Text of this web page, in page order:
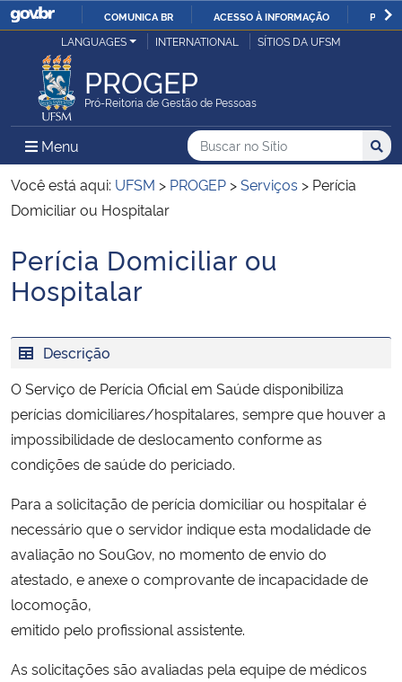
IR
COMUNICA BR ACESSO À INFORMAÇÃO
Ministério da Justiça e Segurança Pública
Ministério da Defesa
Ministério das Relações Exteriores
Ministério da Infraestrutura
Ministério da Cidadania
Ministério da Saúde
Ministério de Minas e Energia
Ministério da Ciência, Tecnologia, Inovações e Comunicações
Ministério do Meio Ambiente
LANGUAGES INTERNATIONAL SÍTIOS DA UFSM
PROGEP
Pró-Reitoria de Gestão de Pessoas
Menu Menu Principal do Sítio
Busca
Buscar no no Sítio
Busca:
Você está aqui: UFSM > PROGEP >Serviços > Perícia
Domiciliar ou Hospitalar
Início do conteúdo
Perícia Domiciliar ou
Hospitalar
Descrição
O Serviço de Perícia Oficial em Saúde disponibiliza
perícias domiciliares/hospitalares, sempre que houver a
impossibilidade de deslocamento conforme as
condições de saúde do periciado.
Para a solicitação de perícia domiciliar ou hospitalar é
necessário que o servidor indique esta modalidade de
avaliação no SouGov, no momento de envio do
atestado, e anexe o comprovante de incapacidade de
locomoção,
emitido pelo profissional assistente.
As solicitações são avaliadas pela equipe de médicos